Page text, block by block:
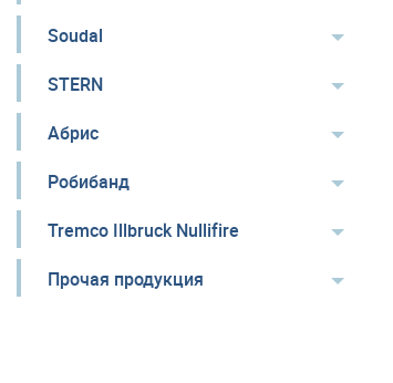
Soudal
STERN
Абрис
Робибанд
Tremco Illbruck Nullifire
Прочая продукция